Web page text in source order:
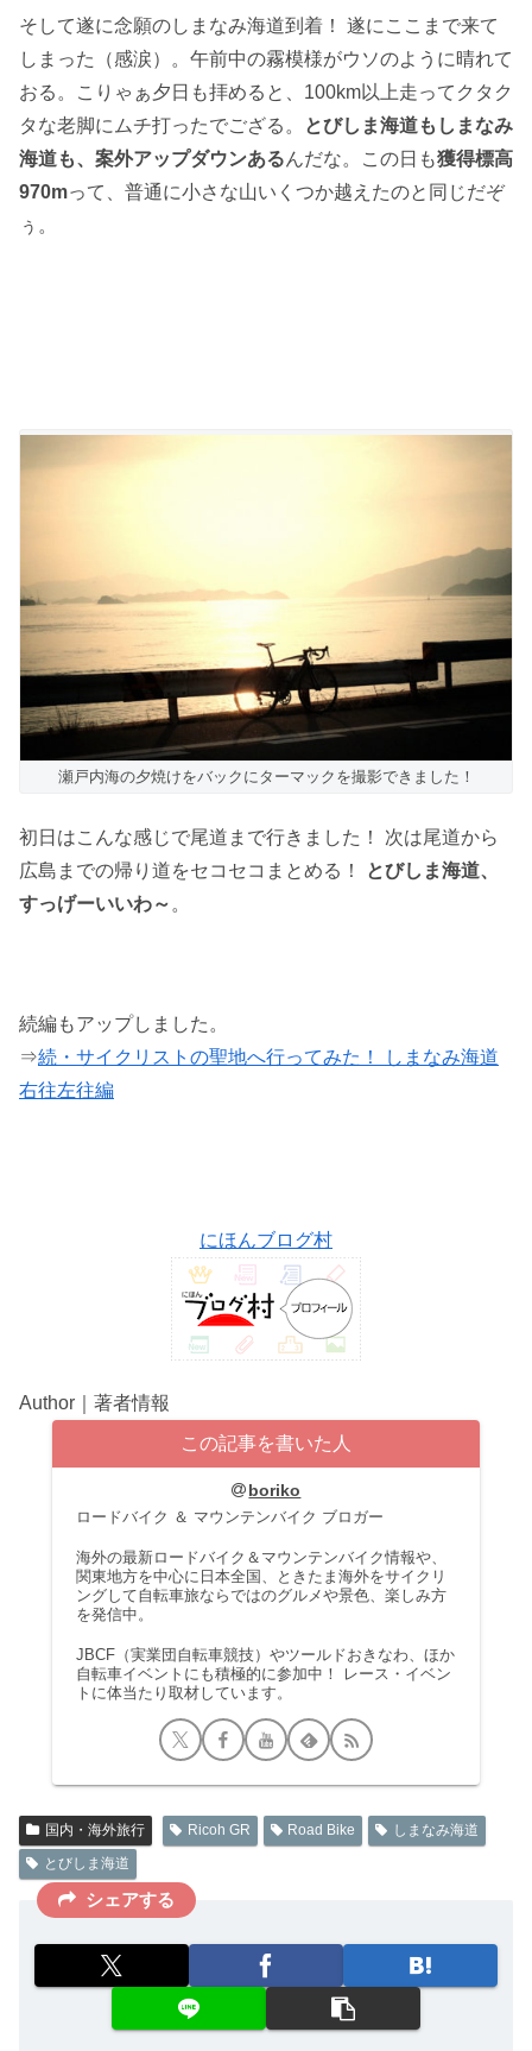
そして遂に念願のしまなみ海道到着！ 遂にここまで来て
しまった（感涙）。午前中の霧模様がウソのように晴れて
おる。こりゃぁ夕日も拝めると、100km以上走ってクタク
タな老脚にムチ打ったでござる。
とびしま海道もしまなみ
海道も、案外アップダウンあるんだな。この日も獲得標高
970mって、普通に小さな山いくつか越えたのと同じだぞ
ぅ。
瀬戸内海の夕焼けをバックにターマックを撮影できました！
初日はこんな感じで尾道まで行きました！ 次は尾道から
広島までの帰り道をセコセコまとめる！
とびしま海道、
すっげーいいわ～ 。
続編もアップしました。
⇒続・サイクリストの聖地へ行ってみた！ しまなみ海道
右往左往編
にほんブログ村
Author｜著者情報
この記事を書いた人
boriko
ロードバイク ＆ マウンテンバイク ブロガー
海外の最新ロードバイク＆マウンテンバイク情報や、
関東地方を中心に日本全国、ときたま海外をサイクリ
ングして自転車旅ならではのグルメや景色、楽しみ方
を発信中。
JBCF（実業団自転車競技）やツールドおきなわ、ほか
自転車イベントにも積極的に参加中！ レース・イベン
トに体当たり取材しています。
国内・海外旅行 Ricoh GR Road Bike
しまなみ海道
とびしま海道
シェアする